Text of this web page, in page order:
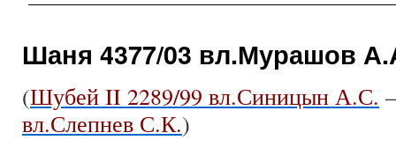
Шаня 4377/03 вл.Мурашов
(Шубей II 2289/99 вл.Синицын А.С.
вл.Слепнев С.К.)